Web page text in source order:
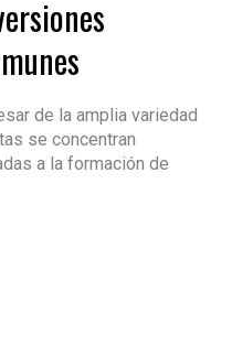
de la amplia variedad
se concentran
a la formación de